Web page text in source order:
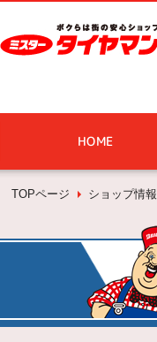
HOME
TOPページ ショップ情報